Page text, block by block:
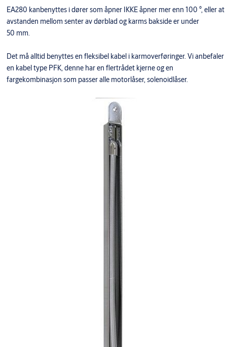
EA280 kanbenyttes i dører som åpner IKKE åpner mer enn 100 °, eller at
avstanden mellom senter av dørblad og karms bakside er under
50 mm.
Det må alltid benyttes en fleksibel kabel i karmoverføringer. Vi anbefaler
en kabel type PFK, denne har en flertrådet kjerne og en
fargekombinasjon som passer alle motorlåser, solenoidlåser.